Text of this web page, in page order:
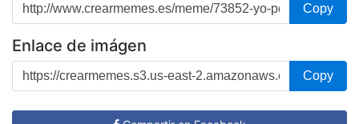
Copy
Enlace de imágen
Copy